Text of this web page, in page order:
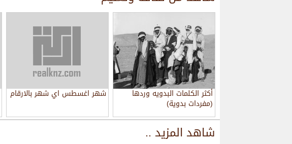
أكثر الكلمات البدويه وردها
(مفردات بدوية)
شهر اغسطس اي شهر بالارقام
شاهد المزيد ..